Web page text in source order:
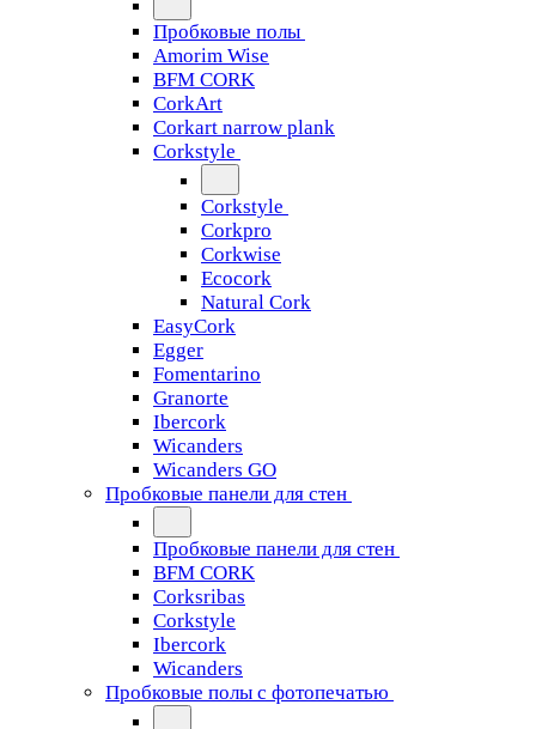
Пробковые полы
Amorim Wise
BFM CORK
CorkArt
Corkart narrow plank
Corkstyle
Corkstyle
Corkpro
Corkwise
Ecocork
Natural Cork
EasyCork
Egger
Fomentarino
Granorte
Ibercork
Wicanders
Wicanders GO
Пробковые панели для стен
Пробковые панели для стен
BFM CORK
Corksribas
Corkstyle
Ibercork
Wicanders
Пробковые полы с фотопечатью